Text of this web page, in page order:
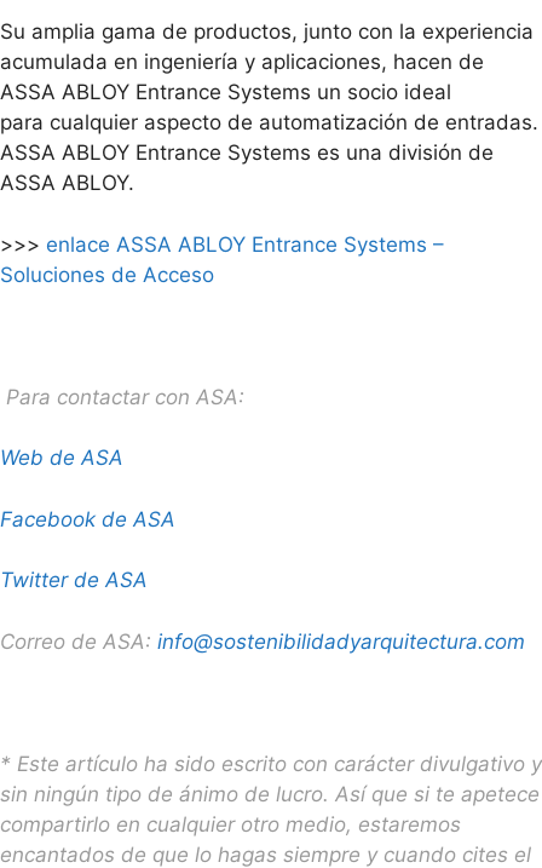
Su amplia gama de productos, junto con la experiencia
acumulada en ingeniería y aplicaciones, hacen de
ASSA ABLOY Entrance Systems un socio ideal
para cualquier aspecto de automatización de entradas.
ASSA ABLOY Entrance Systems es una división de
ASSA ABLOY.
>>> enlace ASSA ABLOY Entrance Systems –
Soluciones de Acceso
Para contactar con ASA:
Web de ASA
Facebook de ASA
Twitter de ASA
Correo de ASA: info@sostenibilidadyarquitectura.com
* Este artículo ha sido escrito con carácter divulgativo y
sin ningún tipo de ánimo de lucro. Así que si te apetece
compartirlo en cualquier otro medio, estaremos
encantados de que lo hagas siempre y cuando cites el